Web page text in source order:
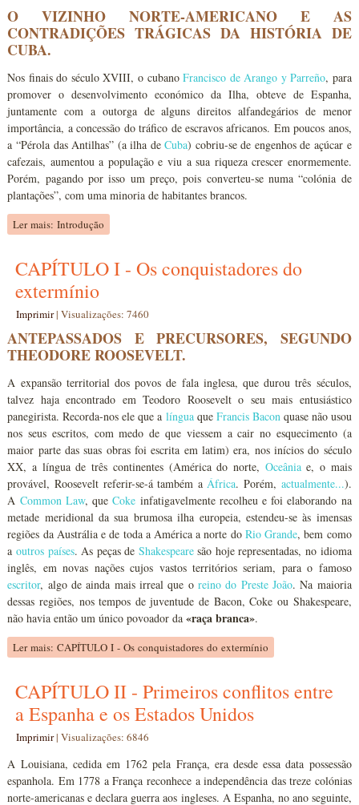
O VIZINHO NORTE-AMERICANO E AS
CONTRADIÇÕES TRÁGICAS DA HISTÓRIA DE
CUBA.
Nos finais do século XVIII, o cubanoFrancisco de Arango y Parreño, para
promover o desenvolvimento económico da Ilha, obteve de Espanha,
juntamente com a outorga de alguns direitos alfandegários de menor
importância, a concessão do tráfico de escravos africanos. Em poucos anos,
a “Pérola das Antilhas” (a ilha deCuba) cobriu-se de engenhos de açúcar e
cafezais, aumentou a população e viu a sua riqueza crescer enormemente.
Porém, pagando por isso um preço, pois converteu-se numa “colónia de
plantações”, com uma minoria de habitantes brancos.
Ler mais: Introdução
CAPÍTULO I - Os conquistadores do
extermínio
Imprimir|Visualizações: 7460
ANTEPASSADOS E PRECURSORES, SEGUNDO
THEODORE ROOSEVELT.
A expansão territorial dos povos de fala inglesa, que durou três séculos,
talvez haja encontrado em Teodoro Roosevelt o seu mais entusiástico
panegirista. Recorda-nos ele que a línguaque Francis Baconquase não usou
nos seus escritos, com medo de que viessem a cair no esquecimento (a
maior parte das suas obras foi escrita em latim) era, nos inícios do século
XX, a língua de três continentes (América do norte, Oceâniae, o mais
provável, Roosevelt referir-se-á também aÁfrica. Porém, actualmente...).
A Common Law, queCoke infatigavelmente recolheu e foi elaborando na
metade meridional da sua brumosa ilha europeia, estendeu-se às imensas
regiões da Austrália e de toda a América a norte do Rio Grande, bem como
aoutros países. As peças de Shakespearesão hoje representadas, no idioma
inglês, em novas nações cujos vastos territórios seriam, para o famoso
escritor, algo de ainda mais irreal que o reino do Preste João. Na maioria
dessas regiões, nos tempos de juventude de Bacon, Coke ou Shakespeare,
não havia então um único povoador da«raça branca».
Ler mais: CAPÍTULO I - Os conquistadores do extermínio
CAPÍTULO II - Primeiros conflitos entre
a Espanha e os Estados Unidos
Imprimir|Visualizações: 6846
A Louisiana, cedida em 1762 pela França, era desde essa data possessão
espanhola. Em 1778 a França reconhece a independência das treze colónias
norte-americanas e declara guerra aos ingleses. A Espanha, no ano seguinte,